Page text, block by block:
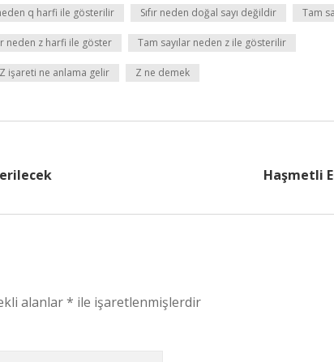
q harfi ile gösterilir Sıfır neden doğal sayı değildir Tam
neden z harfi ile göster Tam sayılar neden z ile gösterilir
Z işareti ne anlama gelir Z ne demek
Haşmetli
alanlar* ile işaretlenmişlerdir